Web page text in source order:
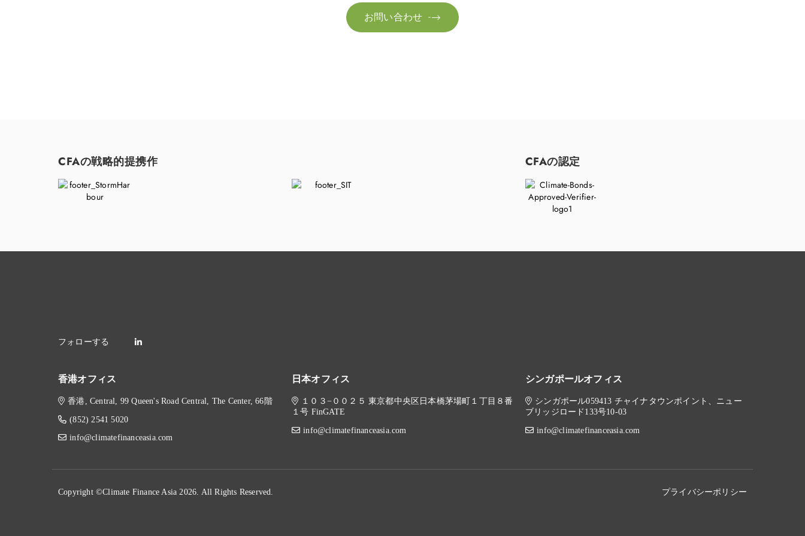

お問い合わせ
CFAの戦略的提携作 CFAの認定
香港オフィス
香港, Central, 99 Queen's Road Central, The Center, 66階
(852) 2541 5020
info@climatefinanceasia.com
日本オフィス
１０３−００２５ 東京都中央区日本橋茅場町１丁目８番
１号 FinGATE
info@climatefinanceasia.com
シンガポールオフィス
シンガポール059413 チャイナタウンポイント、ニュー
ブリッジロード133号10-03
info@climatefinanceasia.com
Copyright ©Climate Finance Asia 2026. All Rights Reserved. プライバシーポリシー